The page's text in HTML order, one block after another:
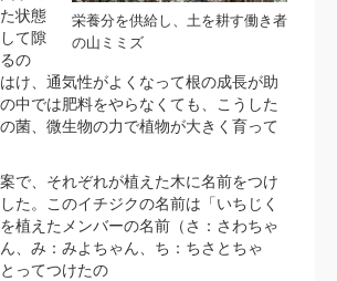
栄養分を供給し、土を耕す働き者
の山ミミズ
状態
て隙
の
け、通気性がよくなって根の成長が助
中では肥料をやらなくても、こうした
菌、微生物の力で植物が大きく育って
で、それぞれが植えた木に名前をつけ
た。このイチジクの名前は「いちじく
植えたメンバーの名前（さ：さわちゃ
、み：みよちゃん、ち：ちさとちゃ
ってつけたの